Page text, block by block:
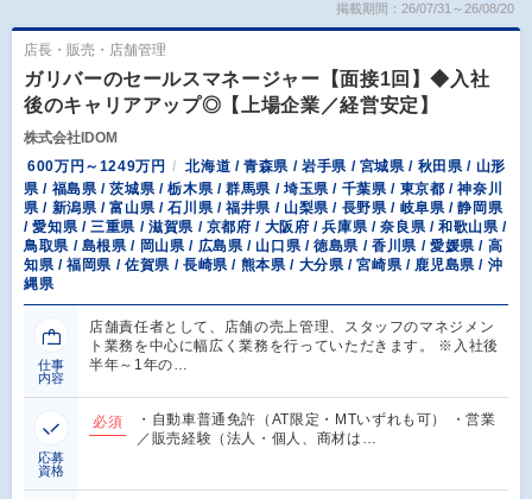
掲載期間：26/07/31～26/08/20
店長・販売・店舗管理
ガリバーのセールスマネージャー【面接1回】◆入社
後のキャリアアップ◎【上場企業／経営安定】
株式会社IDOM
600万円～1249万円
北海道 / 青森県 / 岩手県 / 宮城県 / 秋田県 / 山形
県 / 福島県 / 茨城県 / 栃木県 / 群馬県 / 埼玉県 / 千葉県 / 東京都 / 神奈川
県 / 新潟県 / 富山県 / 石川県 / 福井県 / 山梨県 / 長野県 / 岐阜県 / 静岡県
/ 愛知県 / 三重県 / 滋賀県 / 京都府 / 大阪府 / 兵庫県 / 奈良県 / 和歌山県 /
鳥取県 / 島根県 / 岡山県 / 広島県 / 山口県 / 徳島県 / 香川県 / 愛媛県 / 高
知県 / 福岡県 / 佐賀県 / 長崎県 / 熊本県 / 大分県 / 宮崎県 / 鹿児島県 / 沖
縄県
仕事
内容
店舗責任者として、店舗の売上管理、スタッフのマネジメン
ト業務を中心に幅広く業務を行っていただきます。 ※入社後
半年～1年の…
応募
資格
必須
・自動車普通免許（AT限定・MTいずれも可） ・営業
／販売経験（法人・個人、商材は…